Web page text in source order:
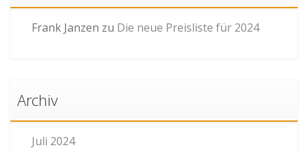
Frank Janzen zu Die neue Preisliste für 2024
Archiv
Juli 2024